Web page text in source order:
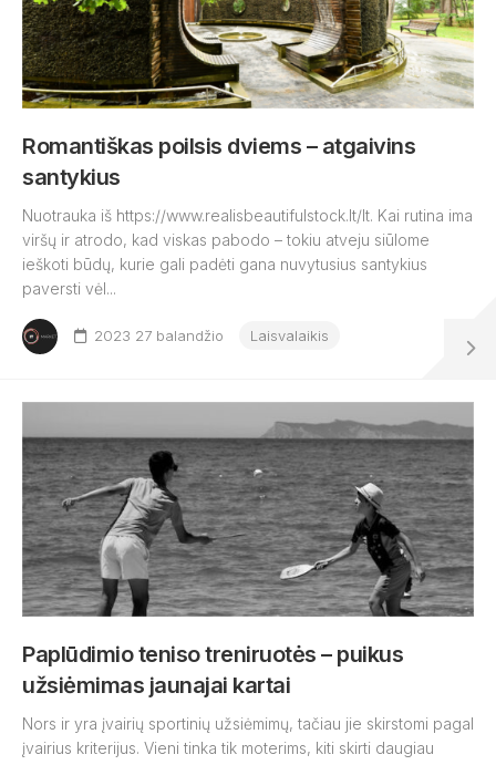
Romantiškas poilsis dviems – atgaivins
santykius
Nuotrauka iš https://www.realisbeautifulstock.lt/lt. Kai rutina ima
viršų ir atrodo, kad viskas pabodo – tokiu atveju siūlome
ieškoti būdų, kurie gali padėti gana nuvytusius santykius
paversti vėl...
2023 27 balandžio Laisvalaikis
Paplūdimio teniso treniruotės – puikus
užsiėmimas jaunajai kartai
Nors ir yra įvairių sportinių užsiėmimų, tačiau jie skirstomi pagal
įvairius kriterijus. Vieni tinka tik moterims, kiti skirti daugiau